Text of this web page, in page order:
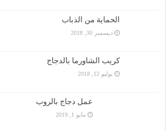
الحماية من الذباب
ديسمبر 30, 2018
كريب الشاورما بالدجاج
يوليو 12, 2018
عمل دجاج بالروب
مايو 1, 2019